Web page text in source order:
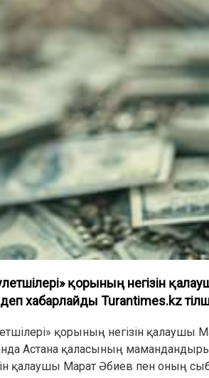
қорының негізін
хабарлайды Turantimes.kz
қорының негізін
Астана қаласының
қалаушы Марат Әбиев пен оның